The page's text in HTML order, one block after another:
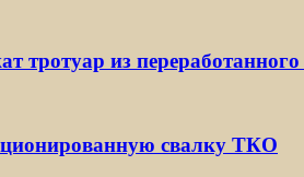
тротуар из
свалку ТКО